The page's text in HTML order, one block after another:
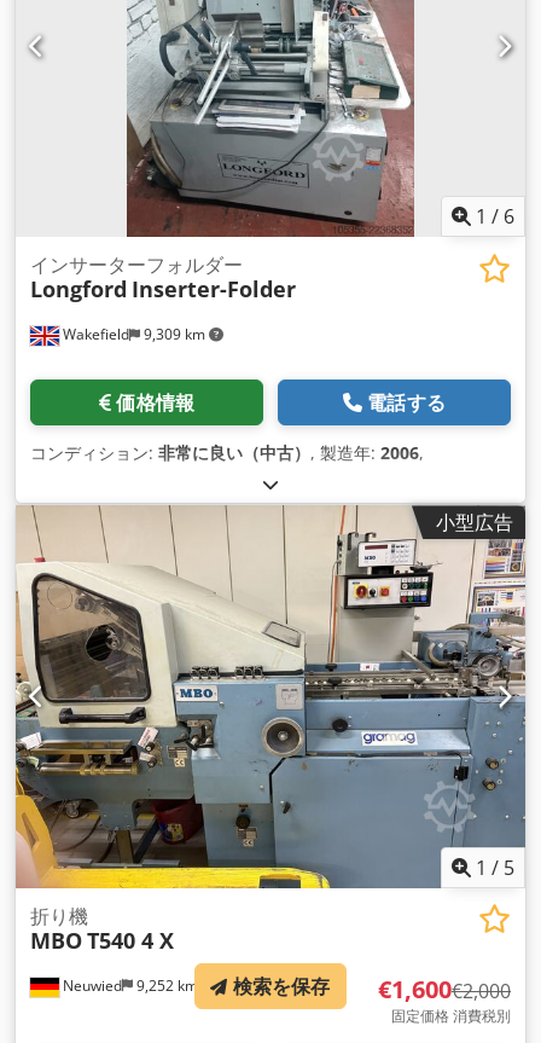
1 / 6
Wakefield 9,309 km
インサーターフォルダー
Longford Inserter-Folder
価格情報 電話する
コンディション: 非常に良い（中古） , 製造年: 2006,
小型広告
1 / 5
Neuwied 9,252 km
折り機
MBOT540 4 X
€1,600€2,000
固定価格 消費税別
検索を保存